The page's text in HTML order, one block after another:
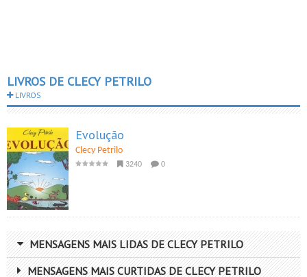
LIVROS DE CLECY PETRILO
LIVROS
Evolução
Clecy Petrilo
3240 0
MENSAGENS MAIS LIDAS DE CLECY PETRILO
MENSAGENS MAIS CURTIDAS DE CLECY PETRILO